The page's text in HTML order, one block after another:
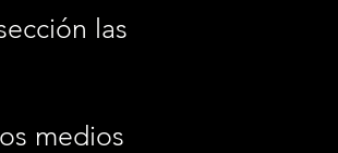
las
medios